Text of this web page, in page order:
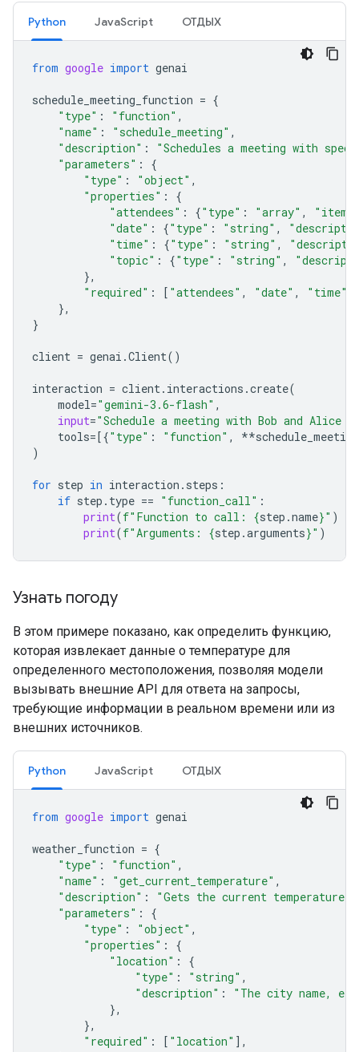
Python JavaScript ОТДЫХ
from google import genai
schedule_meeting_function = {
"type" : "function" ,
"name" : "schedule_meeting" ,
"description" :
"Schedules a meeting with
"parameters" :
{
"type" : "object" ,
"properties" :
{
"attendees" : {"type" : "array" ,
"date" : {"type" : "string" ,
"time" : {"type" : "string" ,
"topic" : {"type" : "string" ,
},
"required" : [ "attendees" , "date" , "time"
},
}
client = genai .Client()
interaction = client. interactions .create(
model="gemini-3.6-flash" ,
input="Schedule a meeting with Bob and Alice
tools=[{"type" : "function" , **
)
for step in interaction . steps :
if step . type == "function_call" :
print(f"Function to call: {step .name}" )
print(f"Arguments: {step .arguments}" )
Узнать погоду
В этом примере показано, как определить функцию,
которая извлекает данные о температуре для
определенного местоположения, позволяя модели
вызывать внешние API для ответа на запросы,
требующие информации в реальном времени или из
внешних источников.
Python JavaScript ОТДЫХ
from google import genai
weather_function = {
"type" : "function" ,
"name" : "get_current_temperature" ,
"description" :
"Gets the current
"parameters" :
{
"type" : "object" ,
"properties" :
{
"location" :
{
"type" : "string" ,
"description" :
"The city name,
},
},
"required" : [ "location" ],